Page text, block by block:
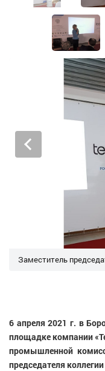
Заместитель
6 апреля 2021 г. в
площадке компании
промышленной
председателя